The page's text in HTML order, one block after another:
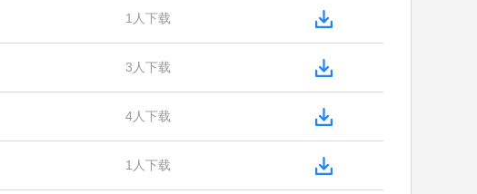
1人下载
3人下载
4人下载
1人下载